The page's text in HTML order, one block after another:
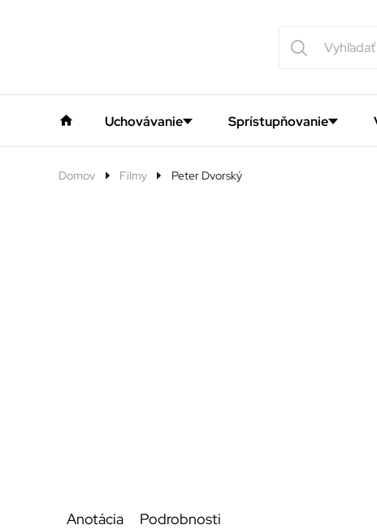
Uchovávanie Sprístupňovanie
Domov Filmy Peter Dvorský
Anotácia Podrobnosti